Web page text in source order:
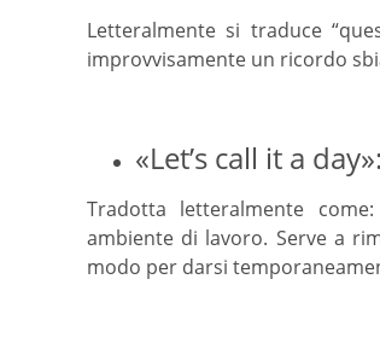
Letteralmente si traduce
improvvisamente un ricordo
«Let’s call it a
Tradotta letteralmente
ambiente di lavoro. Serve a
modo per darsi